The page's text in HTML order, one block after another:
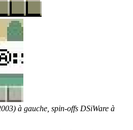
à gauche, spin-offs DSiWare à